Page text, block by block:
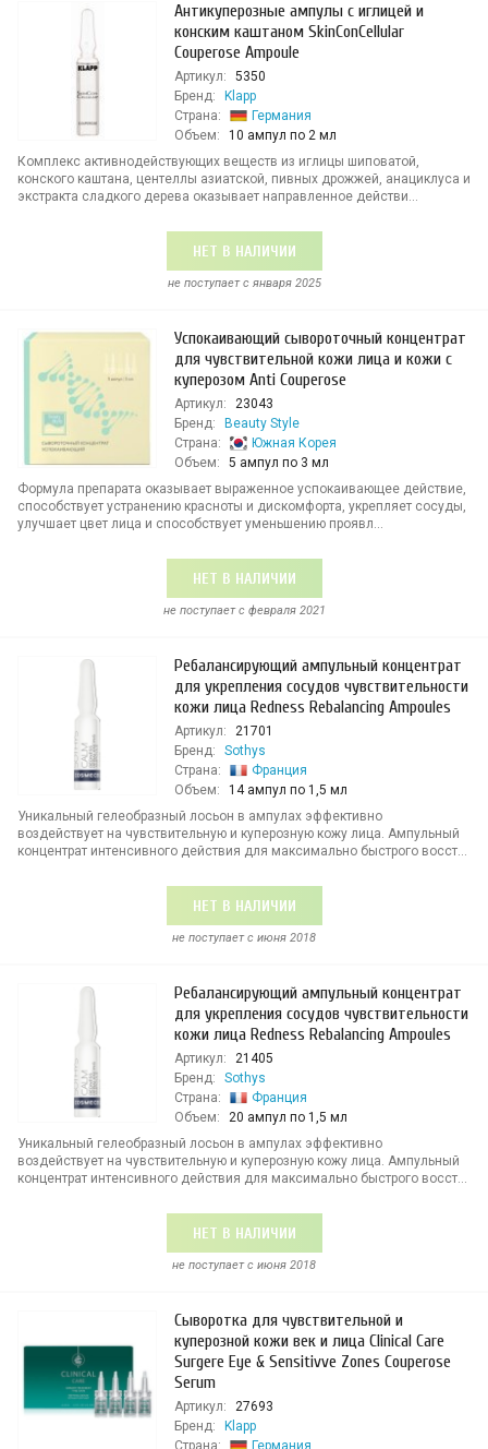
Антикуперозные ампулы с иглицей и
конским каштаном SkinConCellular
Couperose Ampoule
Артикул:
5350
Бренд:
Klapp
Страна:
Германия
Объем:
10 ампул по 2 мл
Комплекс активнодействующих веществ из иглицы шиповатой,
конского каштана, центеллы азиатской, пивных дрожжей, анациклуса и
экстракта сладкого дерева оказывает направленное действи...
НЕТ В НАЛИЧИИ
не поступает c января 2025
Успокаивающий сывороточный концентрат
для чувствительной кожи лица и кожи с
куперозом Anti Сouperose
Артикул:
23043
Бренд:
Beauty Style
Страна:
Южная Корея
Объем:
5 ампул по 3 мл
Формула препарата оказывает выраженное успокаивающее действие,
способствует устранению красноты и дискомфорта, укрепляет сосуды,
улучшает цвет лица и способствует уменьшению проявл...
НЕТ В НАЛИЧИИ
не поступает c февраля 2021
Ребалансирующий ампульный концентрат
для укрепления сосудов чувствительности
кожи лица Redness Rebalancing Ampoules
Артикул:
21701
Бренд:
Sothys
Страна:
Франция
Объем:
14 ампул по 1,5 мл
Уникальный гелеобразный лосьон в ампулах эффективно
воздействует на чувствительную и куперозную кожу лица. Ампульный
концентрат интенсивного действия для максимально быстрого восст...
НЕТ В НАЛИЧИИ
не поступает c июня 2018
Ребалансирующий ампульный концентрат
для укрепления сосудов чувствительности
кожи лица Redness Rebalancing Ampoules
Артикул:
21405
Бренд:
Sothys
Страна:
Франция
Объем:
20 ампул по 1,5 мл
Уникальный гелеобразный лосьон в ампулах эффективно
воздействует на чувствительную и куперозную кожу лица. Ампульный
концентрат интенсивного действия для максимально быстрого восст...
НЕТ В НАЛИЧИИ
не поступает c июня 2018
Сыворотка для чувствительной и
куперозной кожи век и лица Clinical Care
Surgere Eye & Sensitivve Zones Couperose
Serum
Артикул:
27693
Бренд:
Klapp
Страна:
Германия